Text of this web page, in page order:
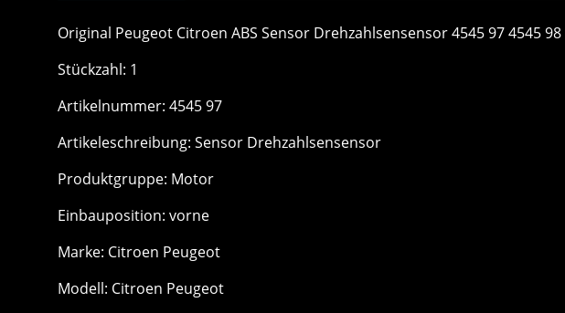
Original Peugeot Citroen ABS Sensor Drehzahlsensensor 4545 97 4545 98
Stückzahl: 1
Artikelnummer: 4545 97
Artikeleschreibung: Sensor Drehzahlsensensor
Produktgruppe: Motor
Einbauposition: vorne
Marke: Citroen Peugeot
Modell: Citroen Peugeot